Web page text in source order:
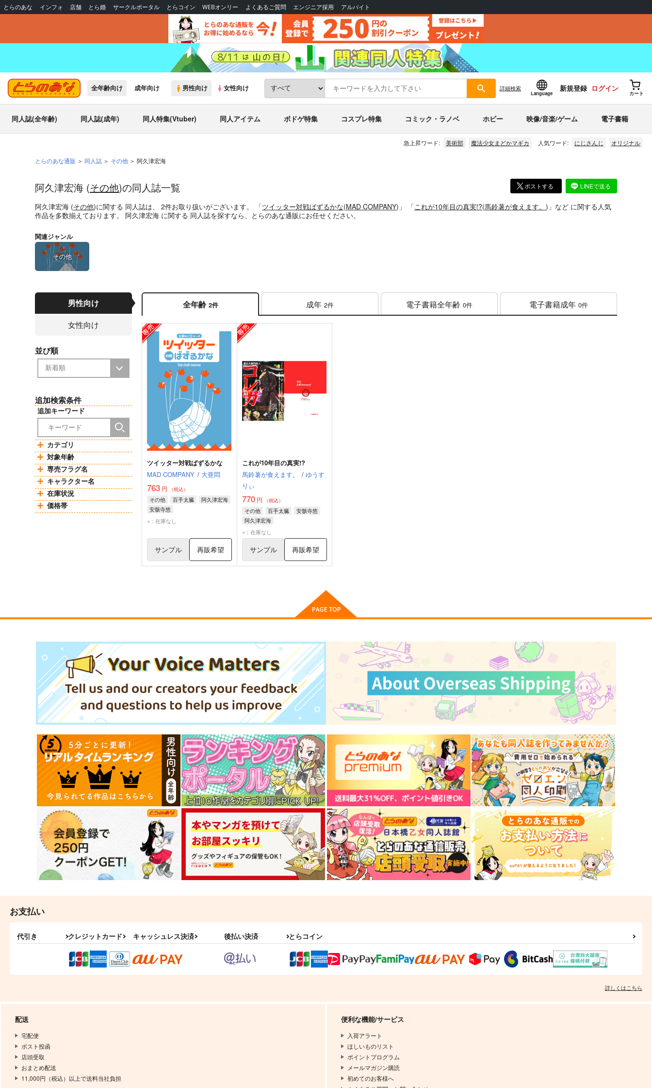
とらのあな インフォ 店舗 とら婚 サークルポータル とらコイン WEBオンリー よくあるご質問 エンジニア採用 アルバイト
全年齢向け 成年向け 男性向け 女性向け 詳細検索
Language
新規登録 ログイン
カート
同人誌(全年齢) 同人誌(成年) 同人特集(Vtuber) 同人アイテム ボドゲ特集 コスプレ特集 コミック・ラノベ ホビー 映像/音楽/ゲーム 電子書籍
急上昇ワード: 美術部 魔法少女まどかマギカ 人気ワード: にじさんじ オリジナル
とらのあな通販 同人誌 その他 阿久津宏海
ポストする LINEで送る
阿久津宏海 (その他)の同人誌一覧
阿久津宏海 (その他)に関する 同人誌は、 2件お取り扱いがございます。 「ツイッター対戦ばずるかな(MAD COMPANY)」 「これが10年目の真実!?(馬鈴薯が食えます。 )」 など に関する人気
作品を多数揃えております。 阿久津宏海 に関する 同人誌を探すなら、とらのあな通販にお任せください。
関連ジャンル
その他
男性向け
女性向け
並び順
追加検索条件
追加キーワード
カテゴリ
対象年齢
専売フラグ名
キャラクター名
在庫状況
価格帯
全年齢 2件 成年 2件 電子書籍全年齢 0件 電子書籍成年 0件
ツイッター対戦ばずるかな
MAD COMPANY / 大亜悶
763 円 （税込）
その他 百手太臓
阿久津宏海
安骸寺悠
×：在庫なし
サンプル 再販希望
これが10年目の真実!?
馬鈴薯が食えます。
/ ゆうす
りぃ
770円 （税込）
その他 百手太臓
安骸寺悠
阿久津宏海
×：在庫なし
サンプル 再販希望
お支払い
代引き クレジットカード キャッシュレス決済 後払い決済 とらコイン
詳しくはこちら
配送
宅配便
ポスト投函
店頭受取
おまとめ配送
11,000円（税込）以上で送料当社負担
便利な機能/サービス
入荷アラート
ほしいものリスト
ポイントプログラム
メールマガジン購読
初めてのお客様へ